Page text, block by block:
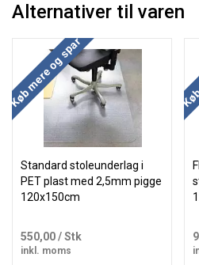
Alternativer til varen
Køb mere og spar
Standard stoleunderlag i
PET plast med 2,5mm pigge
120x150cm
550,00/ Stk
inkl. moms